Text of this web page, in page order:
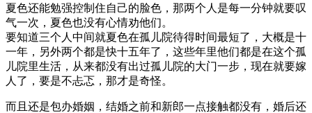
夏色还能勉强控制住自己的脸色，那两个人是每一分钟就要叹
气一次，夏色也没有心情劝他们。
要知道三个人中间就夏色在孤儿院待得时间最短了，大概是十
一年，另外两个都是快十五年了，这些年里他们都是在这个孤
儿院里生活，从来都没有出过孤儿院的大门一步，现在就要嫁
人了，要是不忐忑，那才是奇怪。
而且还是包办婚姻，结婚之前和新郎一点接触都没有，婚后还